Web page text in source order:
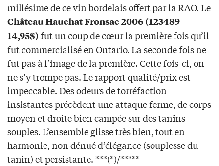
millésime de ce vin bordelais offert par la RAO. Le
Château Hauchat Fronsac 2006 (123489
14,95$) fut un coup de cœur la première fois qu’il
fut commercialisé en Ontario. La seconde fois ne
fut pas à l’image de la première. Cette fois-ci, on
ne s’y trompe pas. Le rapport qualité/prix est
impeccable. Des odeurs de torréfaction
insistantes précèdent une attaque ferme, de corps
moyen et droite bien campée sur des tanins
souples. L’ensemble glisse très bien, tout en
harmonie, non dénué d’élégance (souplesse du
tanin) et persistante. ***(*)/*****